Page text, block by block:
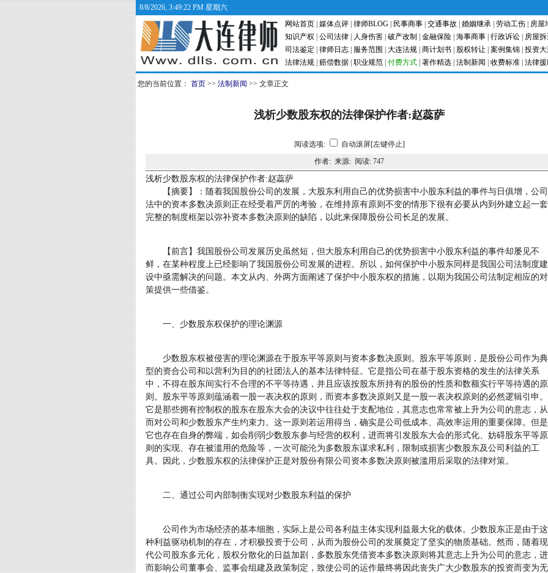
8/8/2026, 3:49:23 PM 星期六
网站首页 媒体点评 律师BLOG 民事商事 交通事故 婚姻继承 劳动工伤
房屋
知识产权
公司法律 人身伤害 破产改制 金融保险 海事商事 行政诉讼
房屋
司法鉴定
律师日志 服务范围 大连法规 商计划书 股权转让 案例集锦 投资
法律法规
赔偿数据 职业规范 付费方式 著作精选 法制新闻 收费标准 法律
您的当前位置： 首页 >> 法制新闻 >> 文章正文
浅析少数股东权的法律保护作者:赵蕊萨
阅读选项:
自动滚屏[左键停止]
作者: 来源: 阅读: 747
浅析少数股东权的法律保护作者:赵蕊萨
【摘要】：随着我国股份公司的发展，大股东利用自己的优势损害中小股东利益的事件与日俱增，公司
法中的资本多数决原则正在经受着严厉的考验，在维持原有原则不变的情形下很有必要从内到外建立起一套
完整的制度框架以弥补资本多数决原则的缺陷，以此来保障股份公司长足的发展。
【前言】我国股份公司发展历史虽然短，但大股东利用自己的优势损害中小股东利益的事件却屡见不
鲜，在某种程度上已经影响了我国股份公司发展的进程。所以，如何保护中小股东同样是我国公司法制度建
设中亟需解决的问题。本文从内、外两方面阐述了保护中小股东权的措施，以期为我国公司法制定相应的对
策提供一些借鉴。
一、少数股东权保护的理论渊源
少数股东权被侵害的理论渊源在于股东平等原则与资本多数决原则。股东平等原则，是股份公司作为典
型的资合公司和以营利为目的的社团法人的基本法律特征。它是指公司在基于股东资格的发生的法律关系
中，不得在股东间实行不合理的不平等待遇，并且应该按股东所持有的股份的性质和数额实行平等待遇的原
则。股东平等原则蕴涵着一股一表决权的原则，而资本多数决原则又是一股一表决权原则的必然逻辑引申。
它是那些拥有控制权的股东在股东大会的决议中往往处于支配地位，其意志也常常被上升为公司的意志，从
而对公司和少数股东产生约束力。这一原则若运用得当，确实是公司低成本、高效率运用的重要保障。但是
它也存在自身的弊端，如会削弱少数股东参与经营的权利，进而将引发股东大会的形式化、妨碍股东平等原
则的实现、存在被滥用的危险等，一次可能沦为多数股东谋求私利，限制或损害少数股东及公司利益的工
具。因此，少数股东权的法律保护正是对股份有限公司资本多数决原则被滥用后采取的法律对策。
二、通过公司内部制衡实现对少数股东利益的保护
公司作为市场经济的基本细胞，实际上是公司各利益主体实现利益最大化的载体。少数股东正是由于这
种利益驱动机制的存在，才积极投资于公司，从而为股份公司的发展奠定了坚实的物质基础。然而，随着现
代公司股东多元化，股权分散化的日益加剧，多数股东凭借资本多数决原则将其意志上升为公司的意志，进
而影响公司董事会、监事会组建及政策制定，致使公司的运作最终将因此丧失广大少数股东的投资而变为无